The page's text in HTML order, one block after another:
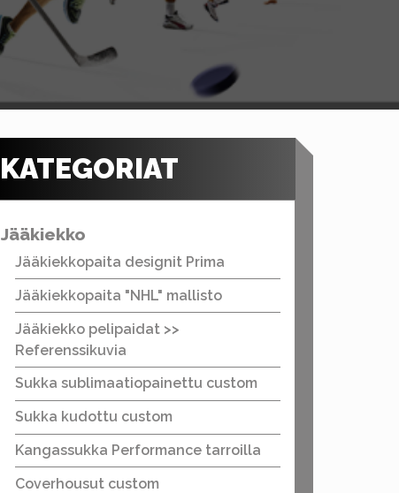
KATEGORIAT
Jääkiekko
Jääkiekkopaita designit Prima
Jääkiekkopaita "NHL" mallisto
Jääkiekko pelipaidat >>
Referenssikuvia
Sukka sublimaatiopainettu custom
Sukka kudottu custom
Kangassukka Performance tarroilla
Coverhousut custom